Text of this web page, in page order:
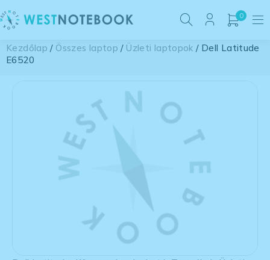
0
Kezdőlap / Összes laptop / Üzleti laptopok / Dell Latitude
E6520